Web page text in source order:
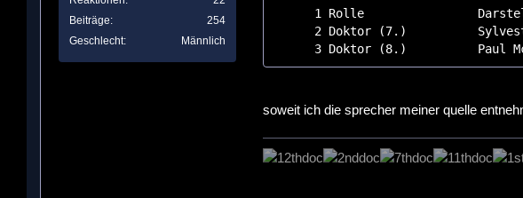
Beiträge
254
Geschlecht
Männlich
Doktor (8.)          Paul
soweit ich die sprecher meiner quelle